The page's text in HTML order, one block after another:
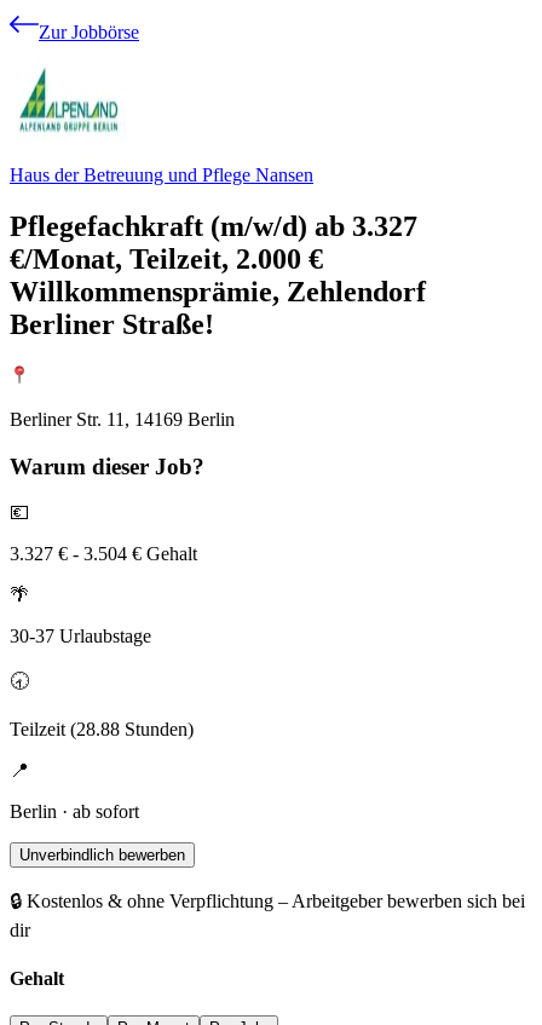
Zur Jobbörse
Haus der Betreuung und Pflege Nansen
Pflegefachkraft (m/w/d) ab 3.327
€/Monat, Teilzeit, 2.000 €
Willkommensprämie, Zehlendorf
Berliner Straße!
Berliner Str. 11, 14169 Berlin
Warum dieser Job?
💶
3.327 € - 3.504 € Gehalt
🌴
30-37 Urlaubstage
🕣
Teilzeit (28.88 Stunden)
📍
Berlin · ab sofort
Unverbindlich bewerben
🔒 Kostenlos & ohne Verpflichtung – Arbeitgeber bewerben sich bei
dir
Gehalt